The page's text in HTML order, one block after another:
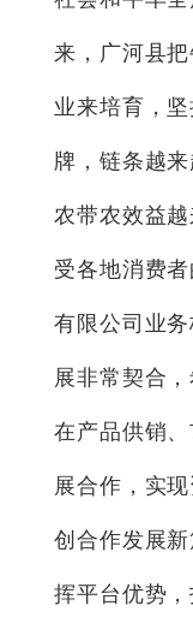
来，广河县
业来培育，
牌，链条越
农带农效益
受各地消费
有限公司业
展非常契合
在产品供销
展合作，实
创合作发展
挥平台优势